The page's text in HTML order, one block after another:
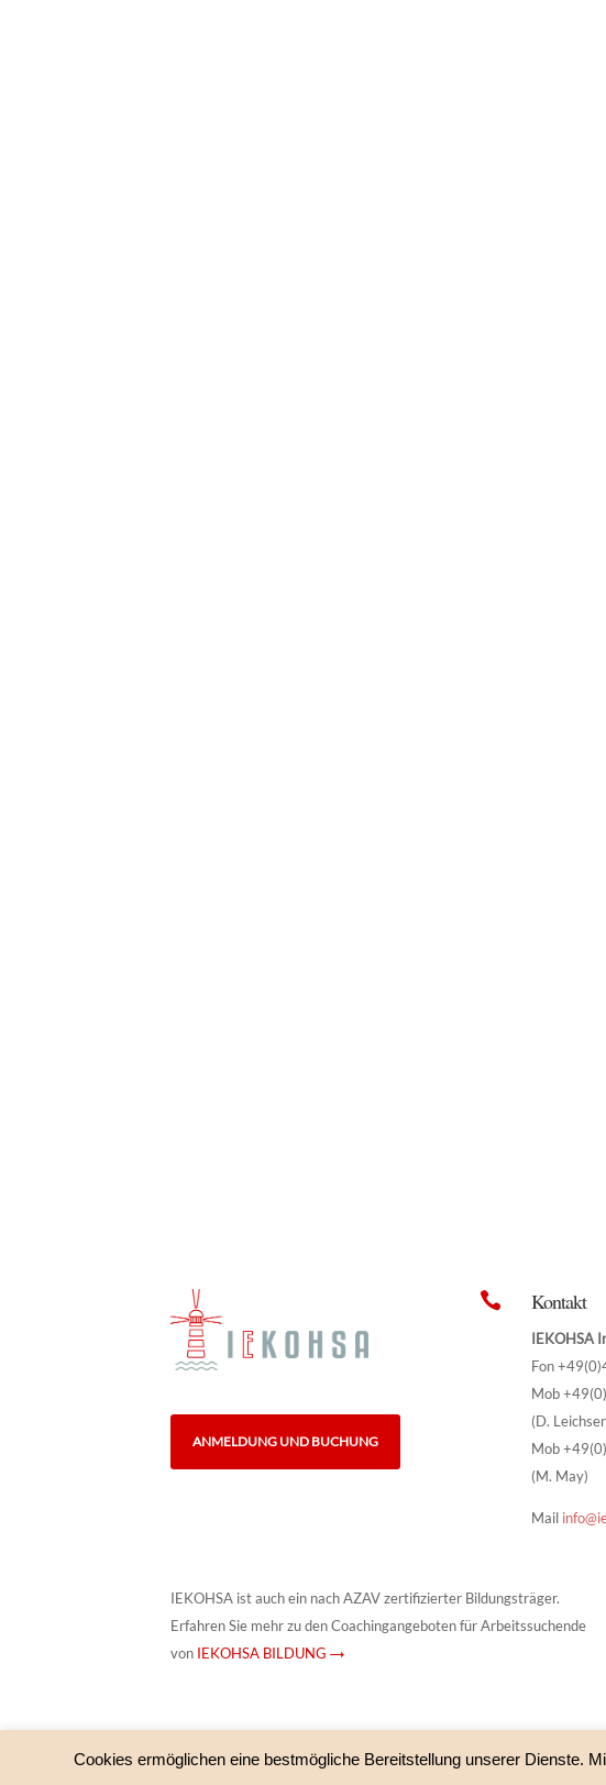
ANMELDUNG UND BUCHUNG
 Kontakt
IEKOHSA
Fon
Mob
(D.
Mob
(M. May)
Mail
IEKOHSA ist auch ein nach AZAV zertifizierter Bildungsträger.
Erfahren Sie mehr zu den Coachingangeboten für Arbeitssuchende
von IEKOHSA BILDUNG →
Cookies ermöglichen eine bestmögliche Bereitstellung unserer Dienste.